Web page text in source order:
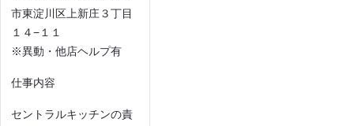
市東淀川区上新庄３丁目
１４−１１
※異動・他店ヘルプ有
仕事内容
セントラルキッチンの責